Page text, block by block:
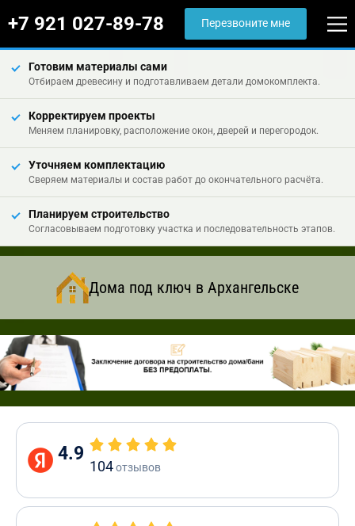
+7 921 027-89-78 Перезвоните мне
Готовим материалы сами
Отбираем древесину и подготавливаем детали домокомплекта.
Корректируем проекты
Меняем планировку, расположение окон, дверей и перегородок.
Уточняем комплектацию
Сверяем материалы и состав работ до окончательного расчёта.
Планируем строительство
Согласовываем подготовку участка и последовательность этапов.
Дома под ключ в Архангельске
4.9
104отзывов